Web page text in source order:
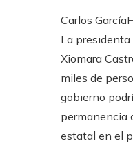
Carlos García
La presidenta
Xiomara
miles de
gobierno
permanencia
estatal en el